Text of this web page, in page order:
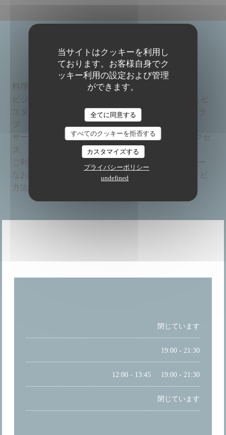
当サイトはクッキーを利用し
ております。お客様自身でク
ッキー利用の設定および管理
ができます。
全てに同意する
すべてのクッキーを拒否する
カスタマイズする
プライバシーポリシー
undefined
店舗情報
料理
地元, , オーガニック, 自家製, 新鮮な製品
ビジネ
スタイ
プ
BAR RESTAURANT BIO ET FAIT MAISON, ビ
ストロノミックレストラン, ビーガンレストラ
サービ
ス
Wi-Fi, 貸し切り, エアコン, バリアフリーアクセ
ご利用可能
なお支払い
方法
モバイル決済, タッチ決済 クレジットカー
ド, ユーロカード /マスターカード, 現金, ビ
閉じています
19:00 - 21:30
12:00 - 13:45 19:00 - 21:30
閉じています
The Friendly Kitchen